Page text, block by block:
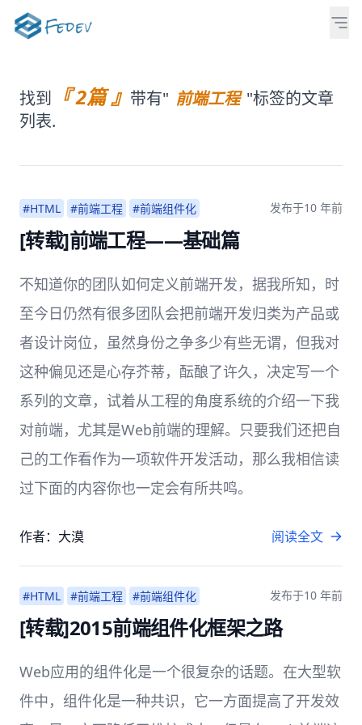
找到 『 2篇 』 带有" 前端工程 "标签的文章
列表.
#HTML #前端工程 #前端组件化 发布于10 年前
[转载]前端工程——基础篇
不知道你的团队如何定义前端开发，据我所知，时
至今日仍然有很多团队会把前端开发归类为产品或
者设计岗位，虽然身份之争多少有些无谓，但我对
这种偏见还是心存芥蒂，酝酿了许久，决定写一个
系列的文章，试着从工程的角度系统的介绍一下我
对前端，尤其是Web前端的理解。只要我们还把自
己的工作看作为一项软件开发活动，那么我相信读
过下面的内容你也一定会有所共鸣。
作者：大漠 阅读全文
#HTML #前端工程 #前端组件化 发布于10 年前
[转载]2015前端组件化框架之路
Web应用的组件化是一个很复杂的话题。在大型软
件中，组件化是一种共识，它一方面提高了开发效